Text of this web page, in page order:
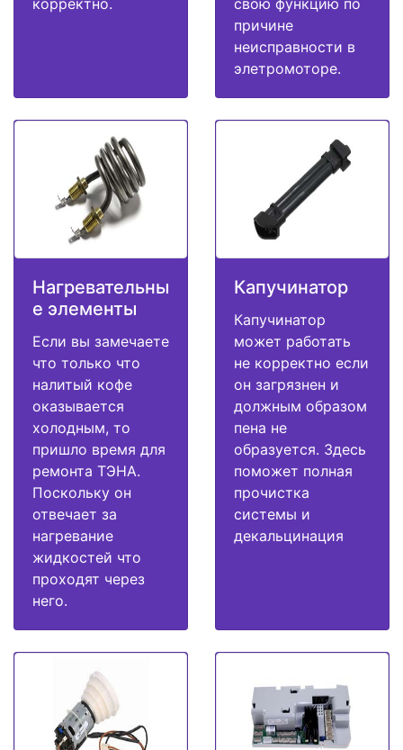
причине
неисправности в
элетромоторе.
Нагревательны
е элементы
Если вы замечаете
что только что
налитый кофе
оказывается
холодным, то
пришло время для
ремонта ТЭНА.
Поскольку он
отвечает за
нагревание
жидкостей что
проходят через
него.
Капучинатор
Капучинатор
может работать
не корректно если
он загрязнен и
должным образом
пена не
образуется. Здесь
поможет полная
прочистка
системы и
декальцинация